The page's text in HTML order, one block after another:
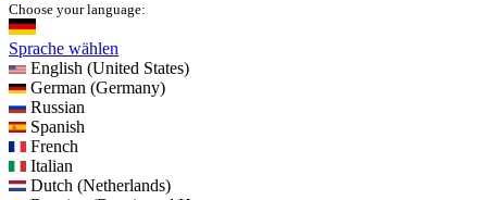
Choose your language:
Sprache wählen
English (United States)
German (Germany)
Russian
Spanish
French
Italian
Dutch (Netherlands)